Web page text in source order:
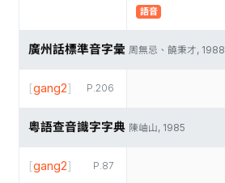
語音
廣州話標準音字彙 周無忌、饒秉才, 1988
P.206
[gang2]
粵語查音識字字典 陳岫山, 1985
P.87
[gang2]